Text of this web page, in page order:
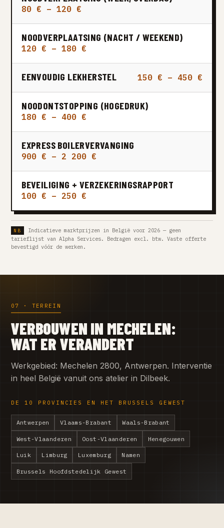
80 € – 120 €
NOODVERPLAATSING (NACHT / WEEKEND)
120 € – 180 €
EENVOUDIG LEKHERSTEL 150 € – 450 €
NOODONTSTOPPING (HOGEDRUK)
180 € – 400 €
EXPRESS BOILERVERVANGING
900 € – 2 200 €
BEVEILIGING + VERZEKERINGSRAPPORT
100 € – 250 €
Indicatieve marktprijzen in België voor 2026 — geen
tarieflijst van Alpha Services. Bedragen excl. btw. Vaste offerte
bevestigd vóór de werken.
07 · TERREIN
VERBOUWEN IN MECHELEN:
WAT ER VERANDERT
Werkgebied: Mechelen 2800, Antwerpen. Interventie
in heel België vanuit ons atelier in Dilbeek.
DE 10 PROVINCIES EN HET BRUSSELS GEWEST
Antwerpen Vlaams-Brabant Waals-Brabant
West-Vlaanderen Oost-Vlaanderen Henegouwen
Luik Limburg Luxemburg Namen
Brussels Hoofdstedelijk Gewest